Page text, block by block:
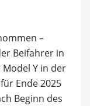
–
Beifahrer in
Y in der
Ende 2025
Beginn des